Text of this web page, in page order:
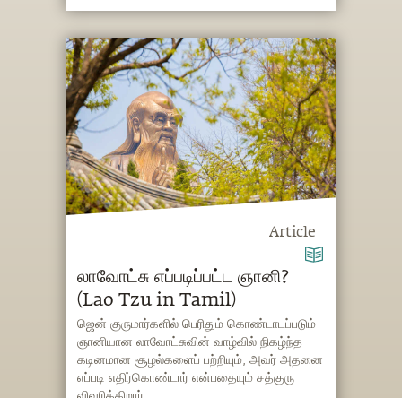
Article
லாவோட்சு எப்படிப்பட்ட ஞானி?
(Lao Tzu in Tamil)
ஜென் குருமார்களில் பெரிதும் கொண்டாடப்படும்
ஞானியான லாவோட்சுவின் வாழ்வில் நிகழ்ந்த
கடினமான சூழல்களைப் பற்றியும், அவர் அதனை
எப்படி எதிர்கொண்டார் என்பதையும் சத்குரு